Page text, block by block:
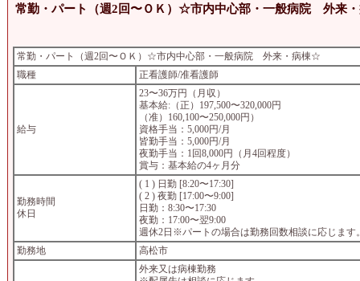
常勤・パート（週2回〜ＯＫ）☆市内中心部・一般病院 外来
常勤・パート（週2回〜ＯＫ）☆市内中心部・一般病院 外来・病棟☆
職種
正看護師/准看護師
給与
23〜36万円（月収）
基本給:（正）197,500〜320,000円
（准）160,100〜250,000円）
資格手当：5,000円/月
皆勤手当：5,000円/月
夜勤手当：1回8,000円（月4回程度）
賞与：基本給の4ヶ月分
勤務時間
休日
( 1 ) 日勤 [8:20〜17:30]
( 2 ) 夜勤 [17:00〜9:00]
日勤：8:30〜17:30
夜勤：17:00〜翌9:00
週休2日※パートの場合は勤務回数相談に応じます
勤務地
高松市
外来又は病棟勤務